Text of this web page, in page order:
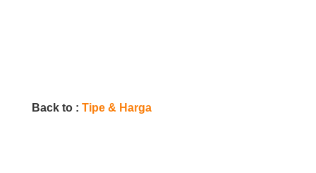
Back to : Tipe & Harga